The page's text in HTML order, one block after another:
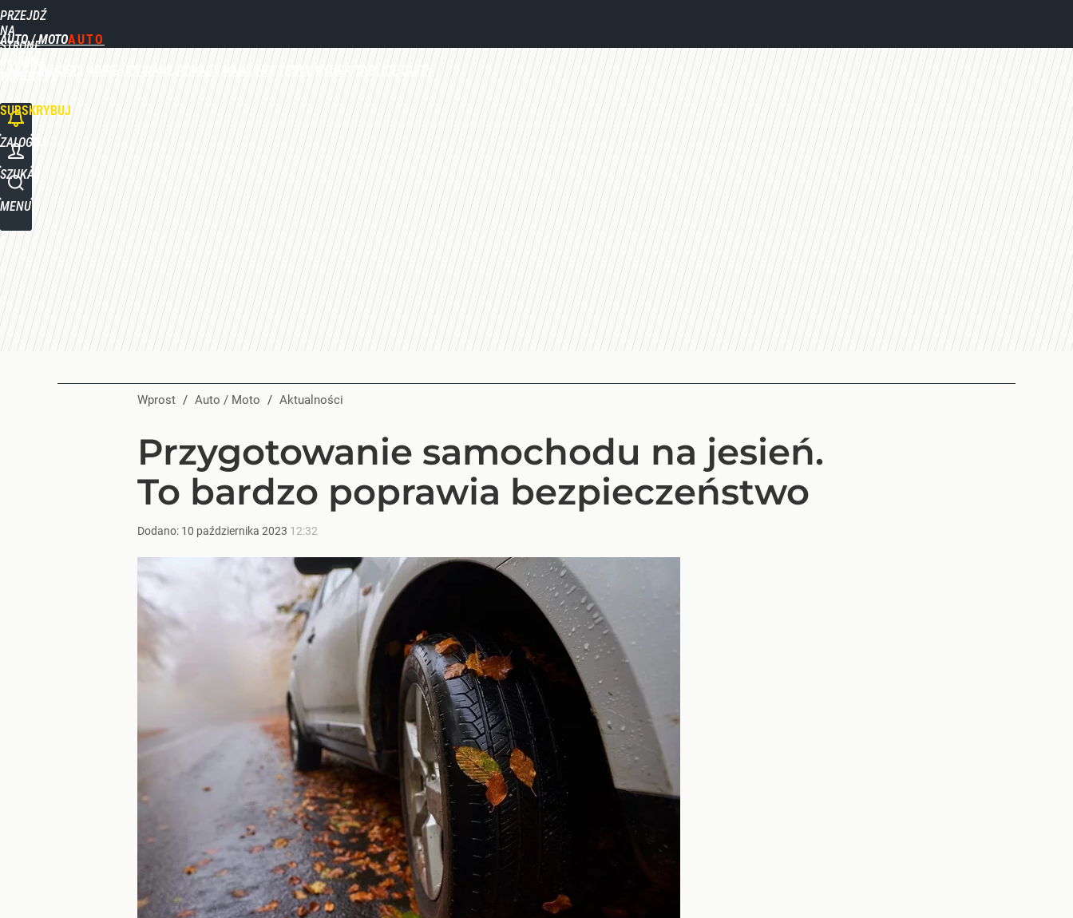
PRZEJDŹ
NA
STRONĘ
GŁÓWNĄ
WPROST.PL
AUTO / MOTO
AKTUALNOŚCI NOWE UŻYWANE PORADY RANKINGI TESTY RYNEK TABLICE QUIZY
SUBSKRYBUJ
ZALOGUJ
SZUKAJ
MENU
Wprost / Auto / Moto / Aktualności
Przygotowanie samochodu na jesień.
To bardzo poprawia bezpieczeństwo
Dodano: 10 października 2023 12:32